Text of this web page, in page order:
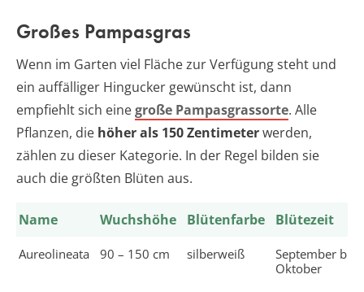
Großes Pampasgras
Wenn im Garten viel Fläche zur Verfügung steht und
ein auffälliger Hingucker gewünscht ist, dann
empfiehlt sich einegroße Pampasgrassorte. Alle
Pflanzen, die höher als 150 Zentimeterwerden,
zählen zu dieser Kategorie. In der Regel bilden sie
auch die größten Blüten aus.
Name Wuchshöhe Blütenfarbe Blütezeit
Aureolineata 90 – 150 cm silberweiß
September bis
Oktober